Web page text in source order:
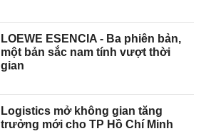
LOEWE ESENCIA - Ba phiên bản,
một bản sắc nam tính vượt thời
gian
Logistics mở không gian tăng
trưởng mới cho TP Hồ Chí Minh